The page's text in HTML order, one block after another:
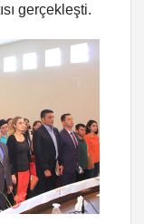
gerçekleşti.